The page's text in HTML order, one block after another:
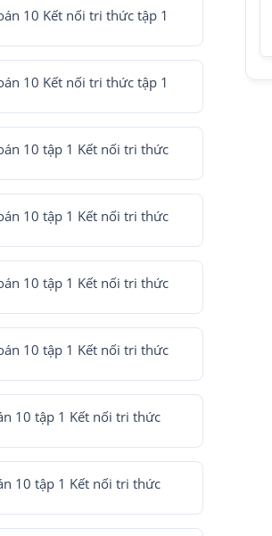
10 Kết nối tri thức tập 1
10 Kết nối tri thức tập 1
10 tập 1 Kết nối tri thức
10 tập 1 Kết nối tri thức
10 tập 1 Kết nối tri thức
10 tập 1 Kết nối tri thức
10 tập 1 Kết nối tri thức
10 tập 1 Kết nối tri thức